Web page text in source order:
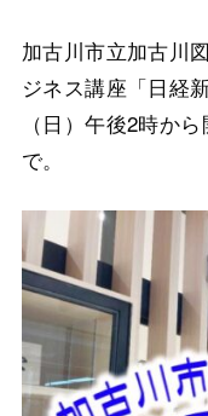
加古川市立加古川
ジネス講座「日経
（日）午後2時か
で。